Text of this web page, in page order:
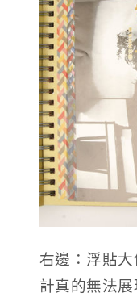
右邊：浮貼
計真的無法